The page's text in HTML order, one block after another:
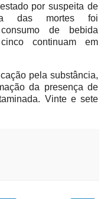
por suspeita de
das mortes foi
de bebida
continuam em
pela substância,
da presença de
Vinte e sete